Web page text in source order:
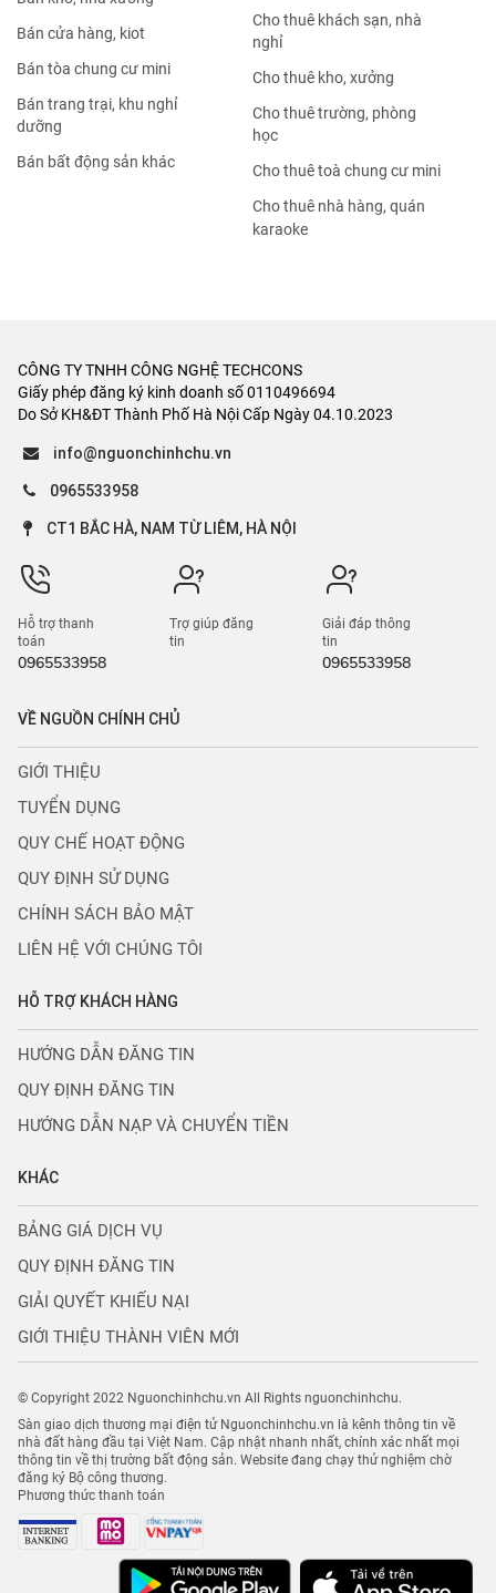
Bán cửa hàng, kiot
Bán tòa chung cư mini
Bán trang trại, khu nghỉ
dưỡng
Bán bất động sản khác
Cho thuê khách sạn, nhà
nghỉ
Cho thuê kho, xưởng
Cho thuê trường, phòng
học
Cho thuê toà chung cư mini
Cho thuê nhà hàng, quán
karaoke
CÔNG TY TNHH CÔNG NGHỆ TECHCONS
Giấy phép đăng ký kinh doanh số 0110496694
Do Sở KH&ĐT Thành Phố Hà Nội Cấp Ngày 04.10.2023
info@nguonchinhchu.vn
0965533958
CT1 BẮC HÀ, NAM TỪ LIÊM, HÀ NỘI
Hỗ trợ thanh
toán
0965533958
Trợ giúp đăng
tin
Giải đáp thông
tin
0965533958
VỀ NGUỒN CHÍNH CHỦ
GIỚI THIỆU
TUYỂN DỤNG
QUY CHẾ HOẠT ĐỘNG
QUY ĐỊNH SỬ DỤNG
CHÍNH SÁCH BẢO MẬT
LIÊN HỆ VỚI CHÚNG TÔI
HỖ TRỢ KHÁCH HÀNG
HƯỚNG DẪN ĐĂNG TIN
QUY ĐỊNH ĐĂNG TIN
HƯỚNG DẪN NẠP VÀ CHUYỂN TIỀN
KHÁC
BẢNG GIÁ DỊCH VỤ
QUY ĐỊNH ĐĂNG TIN
GIẢI QUYẾT KHIẾU NẠI
GIỚI THIỆU THÀNH VIÊN MỚI
© Copyright 2022 Nguonchinhchu.vn All Rights nguonchinhchu.
Sàn giao dịch thương mại điện tử Nguonchinhchu.vn là kênh thông tin về
nhà đất hàng đầu tại Việt Nam. Cập nhật nhanh nhất, chính xác nhất mọi
thông tin về thị trường bất động sản. Website đang chạy thử nghiệm chờ
đăng ký Bộ công thương.
Phương thức thanh toán